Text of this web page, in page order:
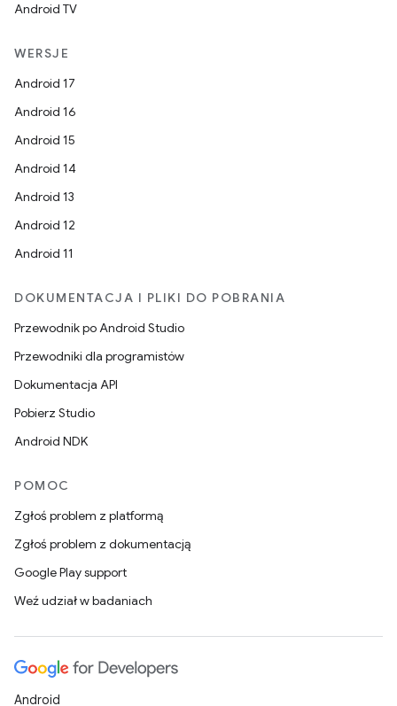
Android TV
WERSJE
Android 17
Android 16
Android 15
Android 14
Android 13
Android 12
Android 11
DOKUMENTACJA I PLIKI DO POBRANIA
Przewodnik po Android Studio
Przewodniki dla programistów
Dokumentacja API
Pobierz Studio
Android NDK
POMOC
Zgłoś problem z platformą
Zgłoś problem z dokumentacją
Google Play support
Weź udział w badaniach
Android